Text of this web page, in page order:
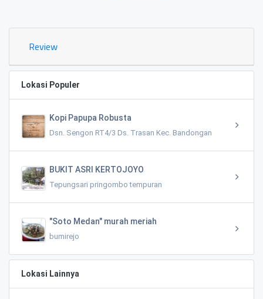
Review
Lokasi Populer
Kopi Papupa Robusta
Dsn. Sengon RT4/3 Ds. Trasan Kec. Bandongan
BUKIT ASRI KERTOJOYO
Tepungsari pringombo tempuran
"Soto Medan" murah meriah
bumirejo
Lokasi Lainnya